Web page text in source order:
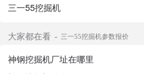
三一55挖掘机
大家都在看 三一55挖掘机参数报价
神钢挖掘机厂址在哪里